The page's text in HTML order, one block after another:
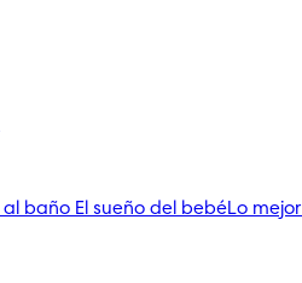
al baño El sueño del bebéLo